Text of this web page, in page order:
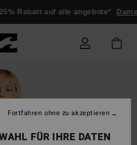
Rabatt auf alle angebote* Damen
FÜR IHRE DATEN
Fortfahren ohne zu akzeptieren